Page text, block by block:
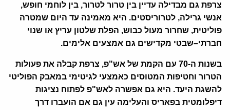
צרפת גם מבדילה עדיין בין טרור לטרור, בין לוחמי חופש,
אנשי גרילה, לטרוריסטים. היא מאמינה עד היום שמטרה
פוליטית, שחרור מעול כבוש, הפלת שלטון עריץ או שנוי
חברתי–שבטי מקדישים גם אמצעים אלימים.
בשנות ה-70 עם הקמת של אש"פ, צרפת קבלה את פעולות
הטרור וחטיפות המטוסים כאמצעי לגיטימי במאבק הפוליטי
להשגת היעד. היא גם אפשרה לאש"פ לפתוח נציגות
דיפלומטית בפאריס והעלימה עין גם אם הועברו דרך